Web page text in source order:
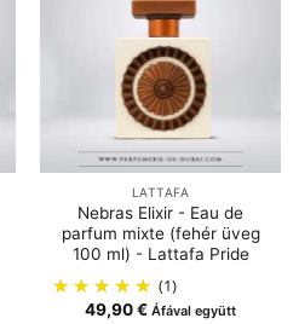
LATTAFA
Nebras Elixir - Eau de
parfum mixte (fehér üveg
100 ml) - Lattafa Pride
(1)
49,90€ Áfával együtt